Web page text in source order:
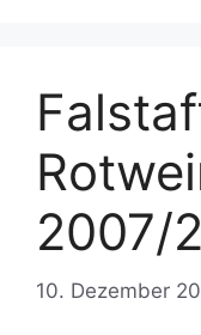
2007/
10. Dezember